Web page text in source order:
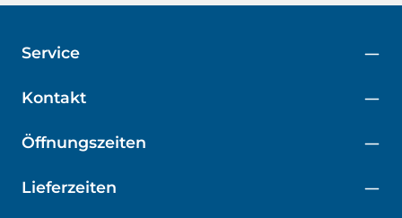
Kontakt
Öffnungszeiten
Service
Lieferzeiten